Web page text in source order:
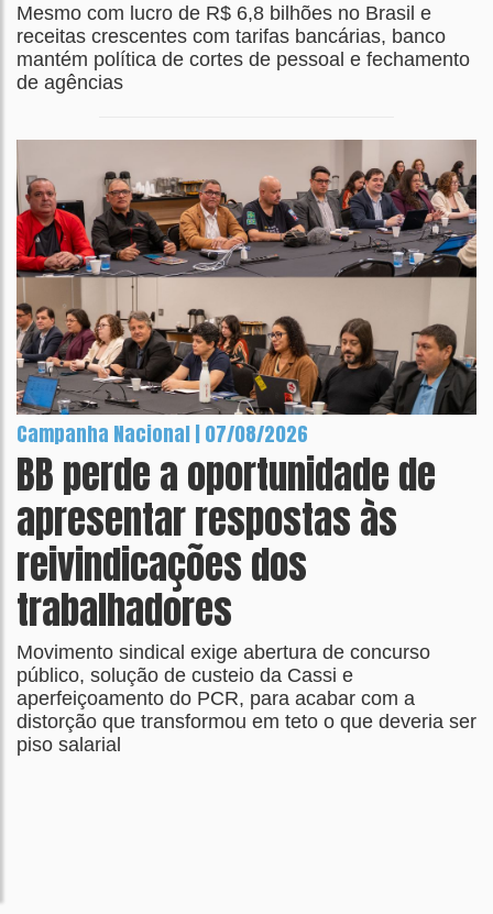
Mesmo com lucro de R$ 6,8 bilhões no Brasil e
receitas crescentes com tarifas bancárias, banco
mantém política de cortes de pessoal e fechamento
de agências
Campanha Nacional | 07/08/2026
BB perde a oportunidade de
apresentar respostas às
reivindicações dos
trabalhadores
Movimento sindical exige abertura de concurso
público, solução de custeio da Cassi e
aperfeiçoamento do PCR, para acabar com a
distorção que transformou em teto o que deveria ser
piso salarial